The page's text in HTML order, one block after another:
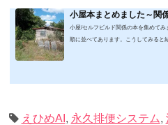
小屋本まとめました～関
小屋/セルフビルド関係の本を集めて
順に並べてあります。こうしてみる
えひめAI , 永久排便システム,